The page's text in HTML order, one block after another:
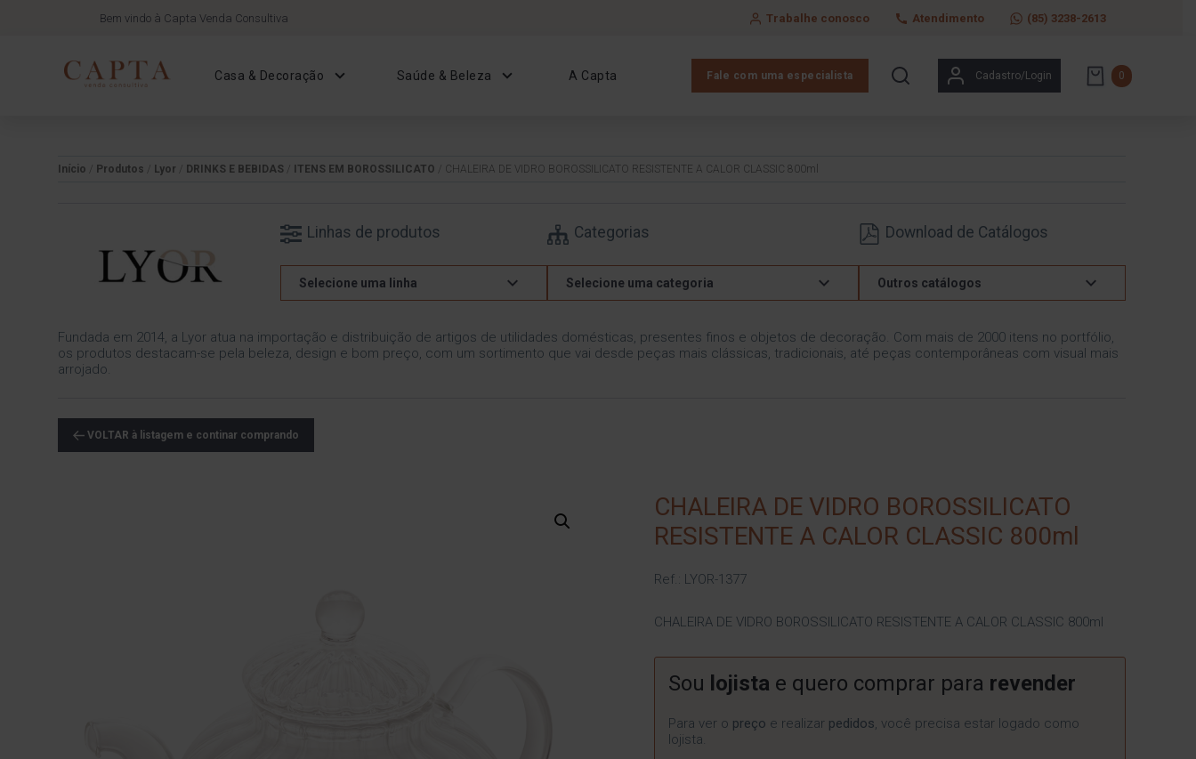
Bem vindo à Capta Venda Consultiva Trabalhe conosco Atendimento (85) 3238-2613
Casa & Decoração Saúde & Beleza A Capta Fale com uma especialista Cadastro/Login 0
Início Produtos Lyor DRINKS E BEBIDAS ITENS EM BOROSSILICATO / CHALEIRA DE VIDRO BOROSSILICATO RESISTENTE A CALOR CLASSIC 800ml
Linhas de produtos
Selecione uma linha
Categorias
Selecione uma categoria
Download de Catálogos
Outros catálogos
Fundada em 2014, a Lyor atua na importação e distribuição de artigos de utilidades domésticas, presentes finos e objetos de decoração. Com mais de 2000 itens no portfólio,
os produtos destacam-se pela beleza, design e bom preço, com um sortimento que vai desde peças mais clássicas, tradicionais, até peças contemporâneas com visual mais
arrojado.
VOLTAR à listagem e continar comprando
CHALEIRA DE VIDRO BOROSSILICATO
RESISTENTE A CALOR CLASSIC 800ml
Ref.: LYOR-1377
CHALEIRA DE VIDRO BOROSSILICATO RESISTENTE A CALOR CLASSIC 800ml
Sou lojista e quero comprar para revender
Para ver o preço e realizar pedidos, você precisa estar logado como
lojista.